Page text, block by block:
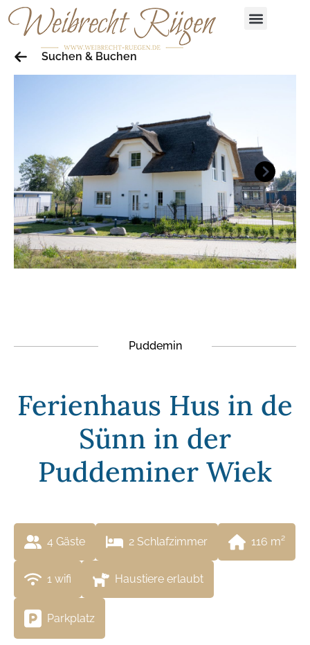
Suchen & Buchen
Next
Puddemin
Ferienhaus Hus in de
Sünn in der
Puddeminer Wiek
4 Gäste 2 Schlafzimmer 116 m²
1 wifi Haustiere erlaubt
Parkplatz